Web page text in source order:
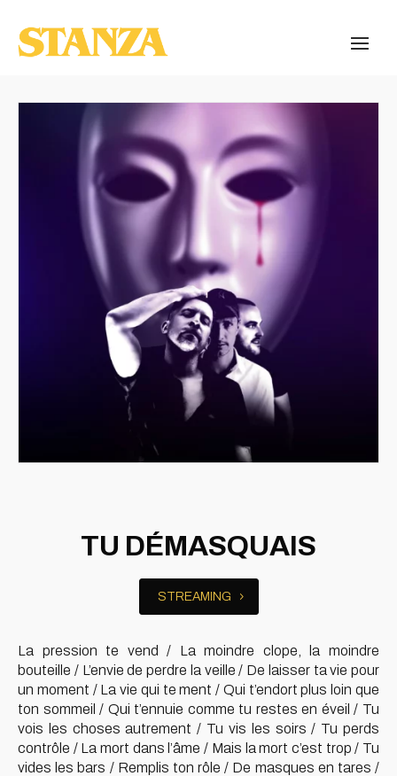
TU DÉMASQUAIS
STREAMING
La pression te vend / La moindre clope, la moindre
bouteille / L’envie de perdre la veille / De laisser ta vie pour
un moment / La vie qui te ment / Qui t’endort plus loin que
ton sommeil / Qui t’ennuie comme tu restes en éveil / Tu
vois les choses autrement / Tu vis les soirs / Tu perds
contrôle / La mort dans l’âme / Mais la mort c’est trop / Tu
vides les bars / Remplis ton rôle / De masques en tares /